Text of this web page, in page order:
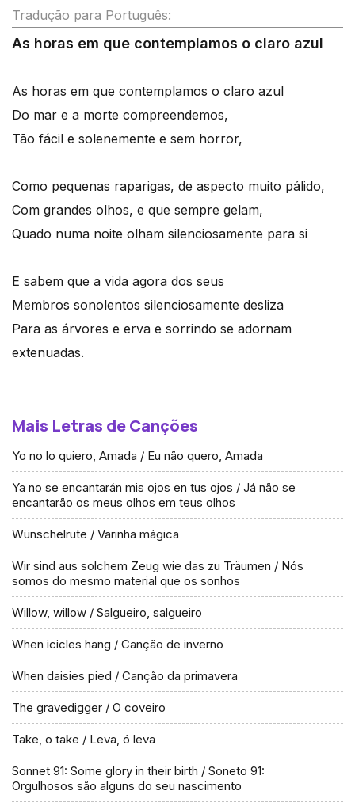
Tradução para Português:
As horas em que contemplamos o claro azul
As horas em que contemplamos o claro azul
Do mar e a morte compreendemos,
Tão fácil e solenemente e sem horror,
Como pequenas raparigas, de aspecto muito pálido,
Com grandes olhos, e que sempre gelam,
Quado numa noite olham silenciosamente para si
E sabem que a vida agora dos seus
Membros sonolentos silenciosamente desliza
Para as árvores e erva e sorrindo se adornam
extenuadas.
Mais Letras de Canções
Yo no lo quiero, Amada / Eu não quero, Amada
Ya no se encantarán mis ojos en tus ojos / Já não se
encantarão os meus olhos em teus olhos
Wünschelrute / Varinha mágica
Wir sind aus solchem Zeug wie das zu Träumen / Nós
somos do mesmo material que os sonhos
Willow, willow / Salgueiro, salgueiro
When icicles hang / Canção de inverno
When daisies pied / Canção da primavera
The gravedigger / O coveiro
Take, o take / Leva, ó leva
Sonnet 91: Some glory in their birth / Soneto 91:
Orgulhosos são alguns do seu nascimento